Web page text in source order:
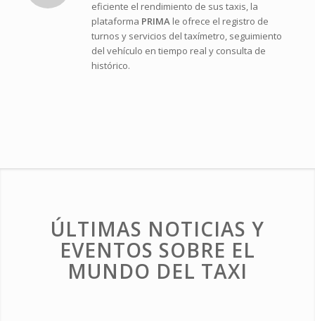
eficiente el rendimiento de sus taxis, la
plataforma PRIMAle ofrece el registro de
turnos y servicios del taxímetro, seguimiento
del vehículo en tiempo real y consulta de
histórico.
ÚLTIMAS NOTICIAS Y
EVENTOS SOBRE EL
MUNDO DEL TAXI